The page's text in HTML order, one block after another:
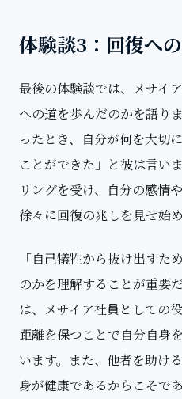
体験談3：回復へ
最後の体験談では、メサイ
への道を歩んだのかを語り
ったとき、自分が何を大切
ことができた」と彼は言い
リングを受け、自分の感情
徐々に回復の兆しを見せ始め
「自己犠牲から抜け出すた
のかを理解することが重要
は、メサイア社員としての
距離を保つことで自分自身
います。また、他者を助け
身が健康であるからこそで